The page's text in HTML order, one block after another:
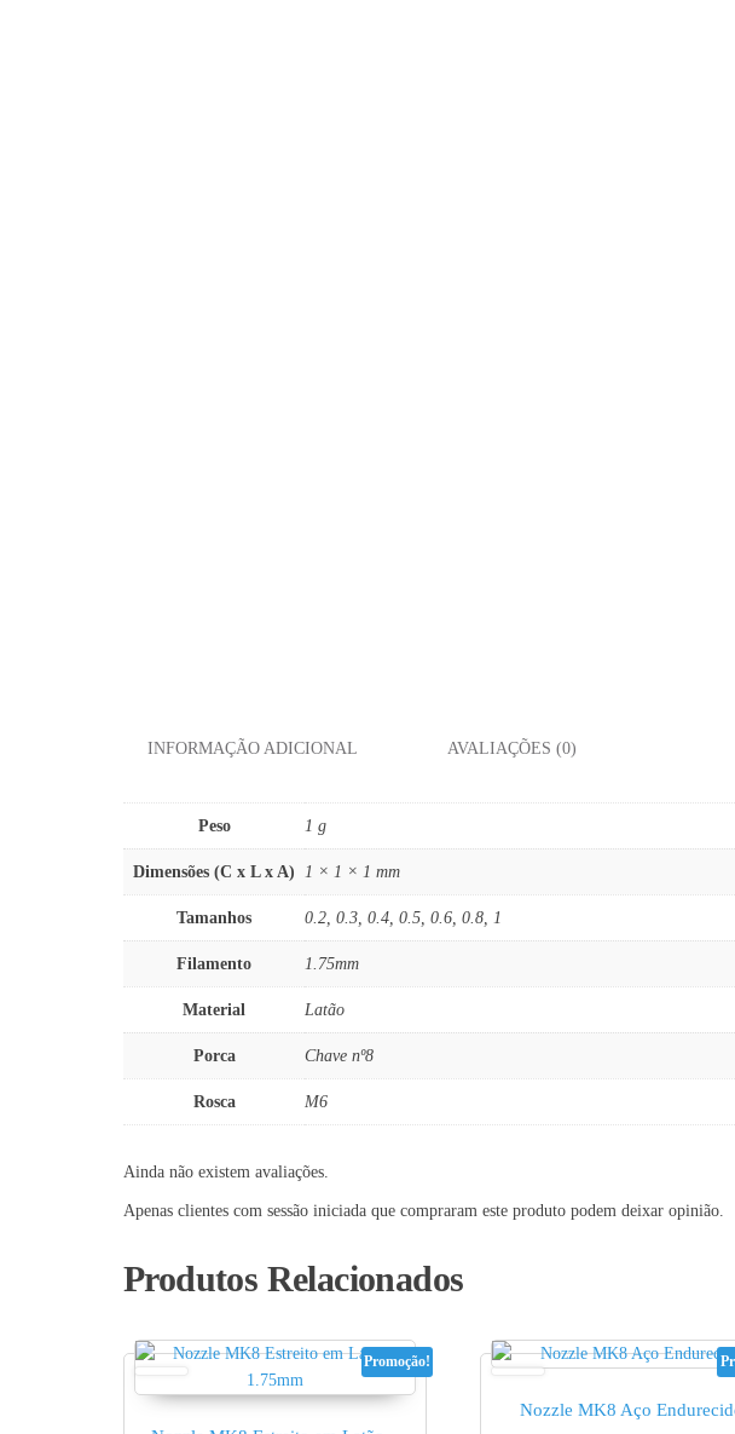
INFORMAÇÃO ADICIONAL AVALIAÇÕES (0)
Peso 1 g
Dimensões (C x L x A) 1 × 1 × 1 mm
Tamanhos 0.2, 0.3, 0.4, 0.5, 0.6, 0.8, 1
Filamento 1.75mm
Material Latão
Porca Chave nº8
Rosca M6
Ainda não existem avaliações.
Apenas clientes com sessão iniciada que compraram este produto podem deixar opinião.
Produtos Relacionados
Promoção!
Nozzle MK8 Aço